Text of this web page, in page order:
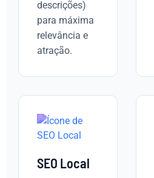
descrições)
para máxima
relevância e
atração.
SEO Local